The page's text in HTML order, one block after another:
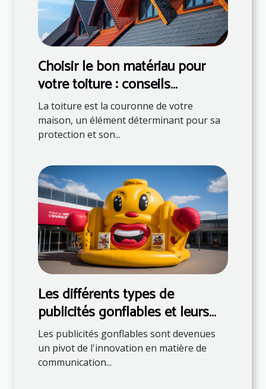
Choisir le bon matériau pour
votre toiture : conseils
d'experts
La toiture est la couronne de votre
maison, un élément déterminant pour sa
protection et son...
Les différents types de
publicités gonflables et leurs
utilisations
Les publicités gonflables sont devenues
un pivot de l'innovation en matière de
communication...